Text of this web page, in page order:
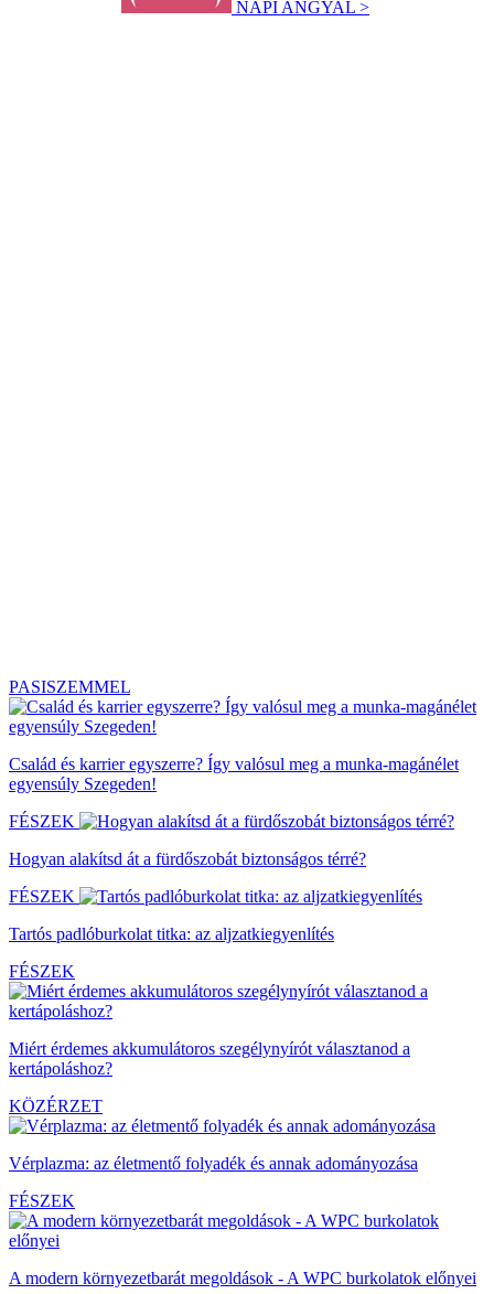
NAPI ANGYAL >
PASISZEMMEL
Család és karrier egyszerre? Így valósul meg a munka-magánélet
egyensúly Szegeden!
FÉSZEK
Hogyan alakítsd át a fürdőszobát biztonságos térré?
FÉSZEK
Tartós padlóburkolat titka: az aljzatkiegyenlítés
FÉSZEK
Miért érdemes akkumulátoros szegélynyírót választanod a
kertápoláshoz?
KÖZÉRZET
Vérplazma: az életmentő folyadék és annak adományozása
FÉSZEK
A modern környezetbarát megoldások - A WPC burkolatok előnyei